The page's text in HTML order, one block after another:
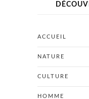
ACCUEIL
NATURE
CULTURE
HOMME